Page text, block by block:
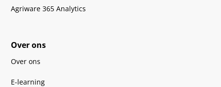
Agriware 365 Analytics
Over ons
Over ons
E-learning